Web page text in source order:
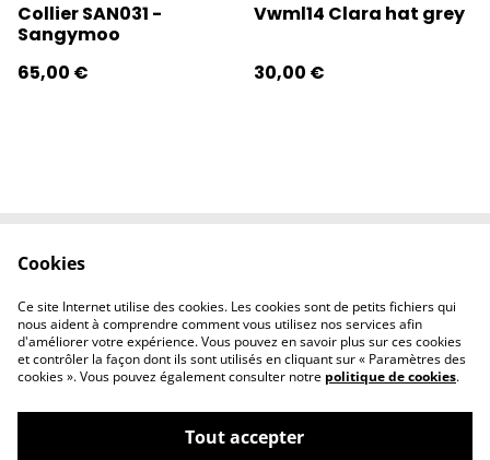
Collier SAN031 -
Sangymoo
65,00 €
Vwml14 Clara hat grey
30,00 €
Contactez-nous
Politique de
confidentialité
Politique de
cookies
Cookies
Ce site Internet utilise des cookies. Les cookies sont de petits fichiers qui
nous aident à comprendre comment vous utilisez nos services afin
d'améliorer votre expérience. Vous pouvez en savoir plus sur ces cookies
et contrôler la façon dont ils sont utilisés en cliquant sur « Paramètres des
cookies ». Vous pouvez également consulter notre politique de cookies.
Tout accepter